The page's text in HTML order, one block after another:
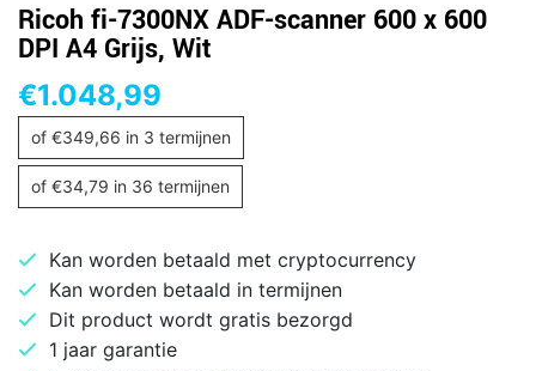
Ricoh fi-7300NX ADF-scanner 600 x 600
DPI A4 Grijs, Wit
€1.048,99
of €349,66 in 3 termijnen
of €34,79 in 36 termijnen
Kan worden betaald met cryptocurrency
Kan worden betaald in termijnen
Dit product wordt gratis bezorgd
1 jaar garantie